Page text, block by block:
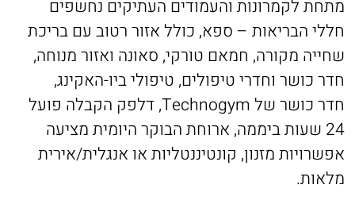
מתחת לקמרונות והעמודים העתיקים נחשפים
חללי הבריאות – ספא, כולל אזור רטוב עם בריכת
שחייה מקורה, חמאם טורקי, סאונה ואזור מנוחה,
חדר כושר וחדרי טיפולים, טיפולי ביו-האקינג,
חדר כושר של Technogym, דלפק הקבלה פועל
24 שעות ביממה, ארוחת הבוקר היומית מציעה
אפשרויות מזנון, קונטיננטליות או אנגלית/אירית
מלאות.